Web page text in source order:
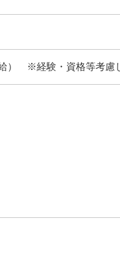
） ※経験・資格等考慮